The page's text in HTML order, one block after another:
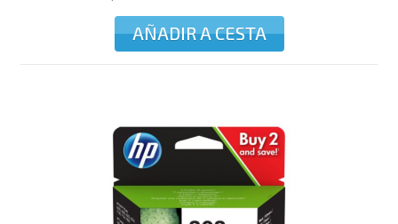
180 páginas
AÑADIR A CESTA